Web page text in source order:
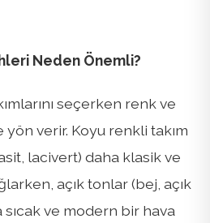
Neden Önemli?
seçerken renk ve
verir. Koyu renkli takım
lacivert) daha klasik ve
açık tonlar (bej, açık
ve modern bir hava